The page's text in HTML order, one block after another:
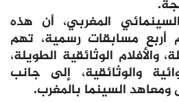
المغربي، أن هذه
أربع مسابقات رسمية، تهم
والأفلام الوثائقية الطويلة،
والوثائقية، إلى جانب
ومعاهد السينما بالمغرب.